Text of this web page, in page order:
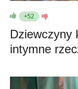
+52
Dziewczyny
intymne